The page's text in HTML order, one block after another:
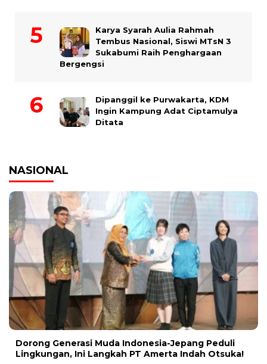
Karya Syarah Aulia Rahmah
Tembus Nasional, Siswi MTsN 3
Sukabumi Raih Penghargaan
Bergengsi
Dipanggil ke Purwakarta, KDM
Ingin Kampung Adat Ciptamulya
Ditata
NASIONAL
Dorong Generasi Muda Indonesia-Jepang Peduli
Lingkungan, Ini Langkah PT Amerta Indah Otsuka!